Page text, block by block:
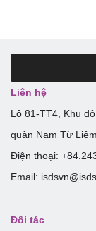
Liên hệ
Lô 81-TT4, Khu
quận Nam Từ
Điện thoại:
Email:
Đối tác